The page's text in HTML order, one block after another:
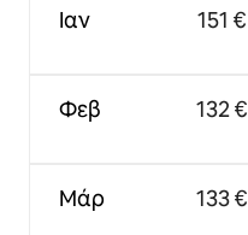
Ιαν
Φεβ
Μάρ
151 €
132 €
133 €